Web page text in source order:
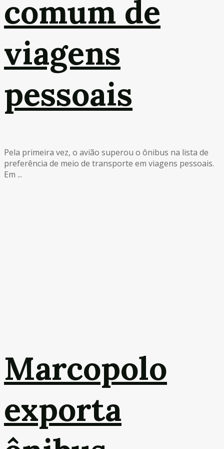
comum de
viagens
pessoais
Pela primeira vez, o avião superou o ônibus na lista de
preferência de meio de transporte em viagens pessoais.
Em ...
Marcopolo
exporta